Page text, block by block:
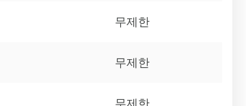
무제한
무제한
무제한